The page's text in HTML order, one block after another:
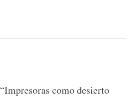
Impresoras como desierto